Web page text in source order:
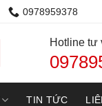
0978959378
Hotline tư
TIN TỨC